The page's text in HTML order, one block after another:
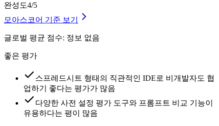
완성도4/5
모아스코어 기준 보기
글로벌 평균 점수: 정보 없음
좋은 평가
스프레드시트 형태의 직관적인 IDE로 비개발자도 협
업하기 좋다는 평가가 많음
다양한 사전 설정 평가 도구와 프롬프트 비교 기능이
유용하다는 평이 많음